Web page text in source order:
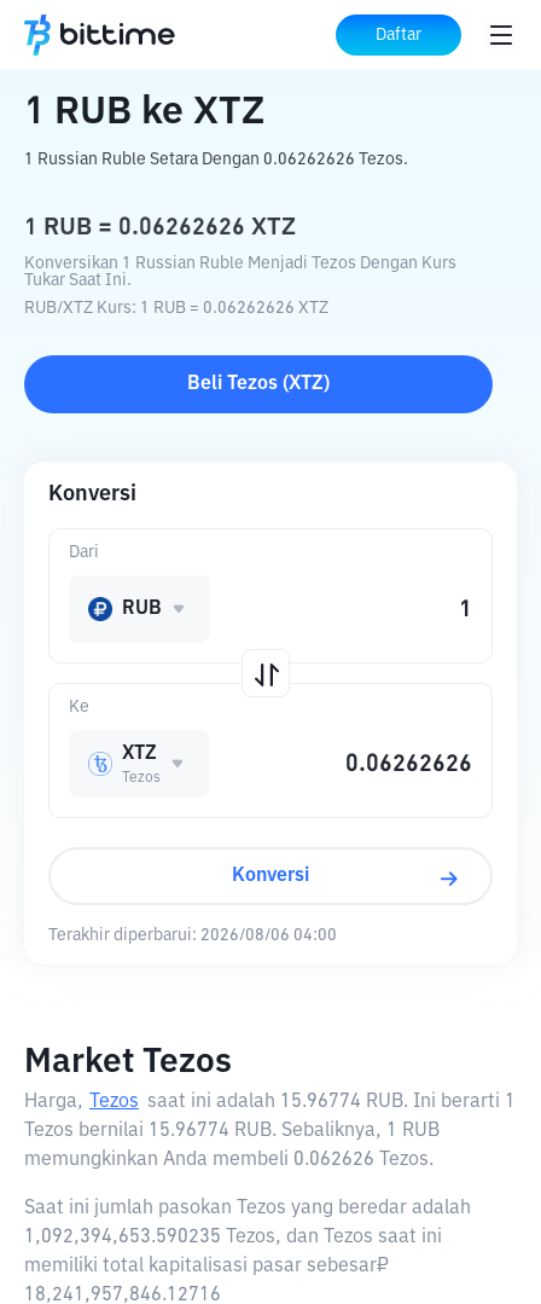
Daftar
Beranda Konverter Kripto ke XTZ
1 RUB ke XTZ
1 Russian Ruble Setara Dengan 0.06262626 Tezos.
1 RUB = 0.06262626 XTZ
Konversikan 1 Russian Ruble Menjadi Tezos Dengan Kurs
Tukar Saat Ini.
RUB/XTZ Kurs: 1 RUB = 0.06262626 XTZ
Beli Tezos (XTZ)
Konversi
Ke
XTZ
Tezos
Dari
RUB
Konversi
Terakhir diperbarui: 2026/08/06 04:00
Market Tezos
Harga, Tezos saat ini adalah 15.96774 RUB. Ini berarti 1
Tezos bernilai 15.96774 RUB. Sebaliknya, 1 RUB
memungkinkan Anda membeli 0.062626 Tezos.
Saat ini jumlah pasokan Tezos yang beredar adalah
1,092,394,653.590235 Tezos, dan Tezos saat ini
memiliki total kapitalisasi pasar sebesar₽
18,241,957,846.12716